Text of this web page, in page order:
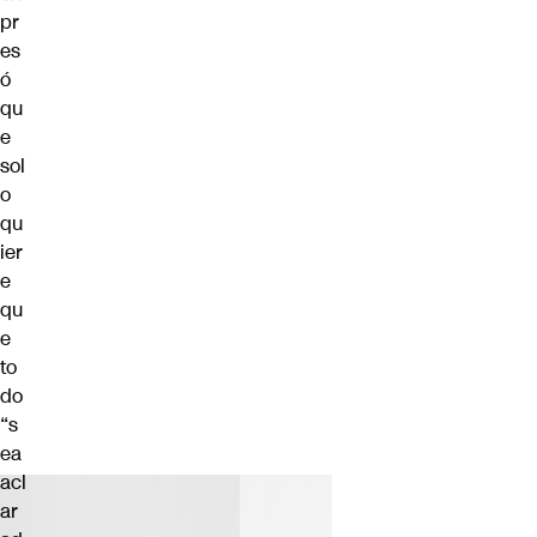
pr
es
ó
qu
e
sol
o
qu
ier
e
qu
e
to
do
“s
ea
acl
ar